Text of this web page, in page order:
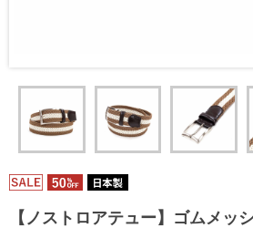
【ノストロアテュー】ゴムメッ